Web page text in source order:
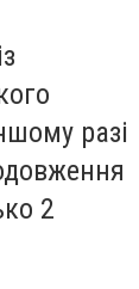
разі
2